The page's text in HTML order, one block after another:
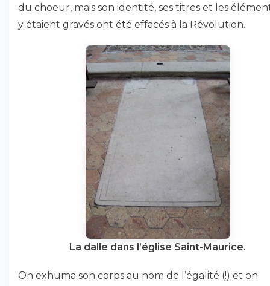
du choeur, mais son identité, ses titres et les
y étaient gravés ont été effacés à la Révolution.
La dalle dans l’église Saint-Maurice.
On exhuma son corps au nom de l’égalité (!) et on